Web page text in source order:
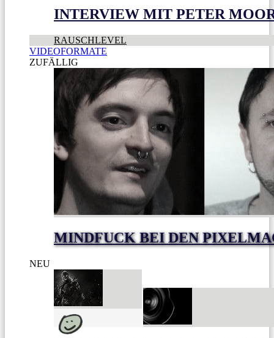
INTERVIEW MIT PETER
RAUSCHLEVEL
VIDEOFORMATE
ZUFÄLLIG
MINDFUCK BEI DEN
NEU